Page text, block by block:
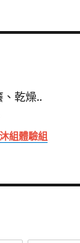
、乾燥..
組體驗組